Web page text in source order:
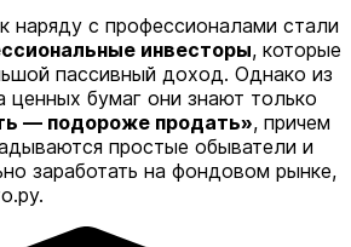
наряду с профессионалами стали
инвесторы, которые
пассивный доход. Однако из
ценных бумаг они знают только
— подороже продать», причем
простые обыватели и
заработать на фондовом рынке,